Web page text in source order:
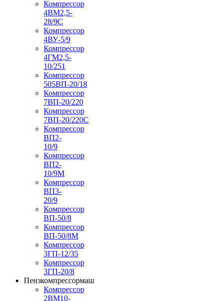
Компрессор
4ВМ2,5-
28/9С
Компрессор
4ВУ-5/9
Компрессор
4ГМ2,5-
10/251
Компрессор
505ВП-20/18
Компрессор
7ВП-20/220
Компрессор
7ВП-20/220С
Компрессор
ВП2-
10/9
Компрессор
ВП2-
10/9М
Компрессор
ВП3-
20/9
Компрессор
ВП-50/8
Компрессор
ВП-50/8М
Компрессор
3ГП-12/35
Компрессор
3ГП-20/8
Пензкомпрессормаш
Компрессор
2ВМ10-